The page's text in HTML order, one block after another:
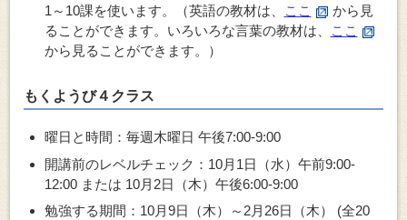
1～10課を使います。（英語の教材は、
ここ
から見
ることができます。いろいろな言葉の教材は、
ここ
から見ることができます。）
もくようび４クラス
曜日と時間：毎週木曜日 午後7:00-9:00
開講前のレベルチェック：10月1日（水）午前9:00-
12:00 または 10月2日（木）午後6:00-9:00
勉強する期間：10月9日（木）～2月26日（木） (全20